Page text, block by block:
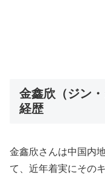
金鑫欣（ジン
経歴
金鑫欣さんは中国内
て、近年着実にその